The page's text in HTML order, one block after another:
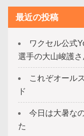
最近の投稿
ワクセル公式
選手の大山峻護
これぞオール
ド
今日は大暑な
た